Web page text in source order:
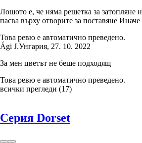
Лошото е, че няма решетка за затопляне
пасва върху отворите за поставяне
Това ревю е автоматично преведено.
Ági J.Унгария, 27. 10. 2022
За мен цветът не беше подходящ
Това ревю е автоматично преведено.
всички прегледи (17)
Серия Dorset